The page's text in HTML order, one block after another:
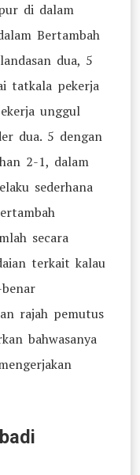
di dalam
Bertambah
dua, 5
tatkala pekerja
unggul
dua. 5 dengan
2-1, dalam
sederhana
secara
terkait kalau
rajah pemutus
bahwasanya